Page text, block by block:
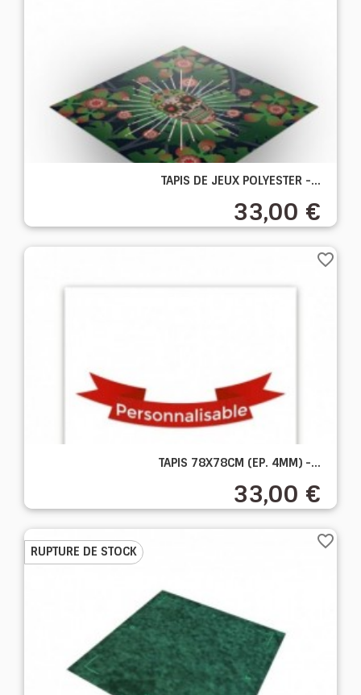
TAPIS DE JEUX POLYESTER -...
33,00 €
TAPIS 78X78CM (EP. 4MM) -...
33,00 €
favorite_border
RUPTURE DE STOCK
favorite_border